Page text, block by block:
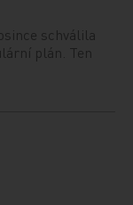
schválila
plán. Ten